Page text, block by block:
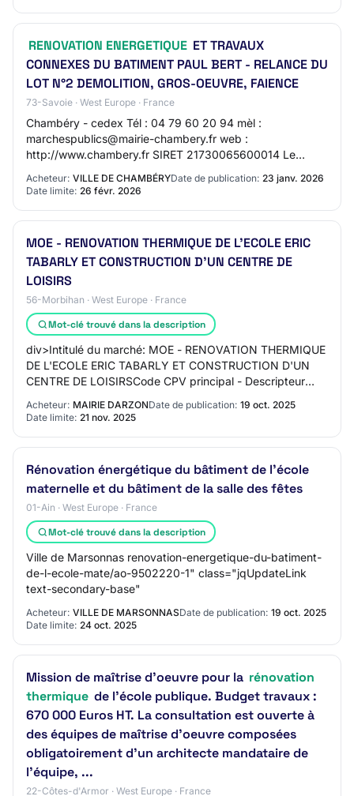
RENOVATION ENERGETIQUE ET TRAVAUX
CONNEXES DU BATIMENT PAUL BERT - RELANCE DU
LOT N°2 DEMOLITION, GROS-OEUVRE, FAIENCE
73-Savoie · West Europe · France
Chambéry - cedex Tél : 04 79 60 20 94 mèl :
marchespublics@mairie-chambery.fr web :
http://www.chambery.fr SIRET 21730065600014 Le
marché ne fait pas l'objet d'une procédure conjointe Type
de pouvoir…
Acheteur: VILLE DE CHAMBÉRYDate de publication: 23 janv. 2026
Date limite: 26 févr. 2026
MOE - RENOVATION THERMIQUE DE L'ECOLE ERIC
TABARLY ET CONSTRUCTION D'UN CENTRE DE
LOISIRS
56-Morbihan · West Europe · France
Mot-clé trouvé dans la description
div>Intitulé du marché: MOE - RENOVATION THERMIQUE
DE L'ECOLE ERIC TABARLY ET CONSTRUCTION D'UN
CENTRE DE LOISIRSCode CPV principal - Descripteur
Acheteur: MAIRIE DARZONDate de publication: 19 oct. 2025
Date limite: 21 nov. 2025
Rénovation énergétique du bâtiment de l'école
maternelle et du bâtiment de la salle des fêtes
01-Ain · West Europe · France
Mot-clé trouvé dans la description
Ville de Marsonnas renovation-energetique-du-batiment-
de-l-ecole-mate/ao-9502220-1" class="jqUpdateLink
text-secondary-base"
Acheteur: VILLE DE MARSONNASDate de publication: 19 oct. 2025
Date limite: 24 oct. 2025
Mission de maîtrise d'oeuvre pour la rénovation
thermique de l'école publique. Budget travaux :
670 000 Euros HT. La consultation est ouverte à
des équipes de maîtrise d'oeuvre composées
obligatoirement d'un architecte mandataire de
l'équipe, ...
22-Côtes-d'Armor · West Europe · France